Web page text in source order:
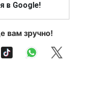
в Google!
вам зручно!